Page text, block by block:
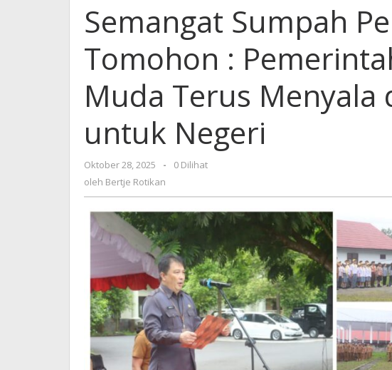
di
Tomohon
Pemerintah
Generasi
Muda
Menyala
dan
Berkontribusi
Negeri
Semangat Sumpah
Tomohon :
Muda Terus
untuk Negeri
Oktober 28, 2025
oleh
Bertje
-
0 Dilihat
oleh Bertje Rotikan